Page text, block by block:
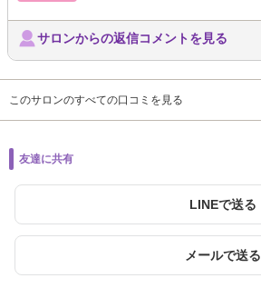
サロンからの返信コメントを見る
このサロンのすべての口コミを見る
友達に共有
LINEで送る
メールで送る